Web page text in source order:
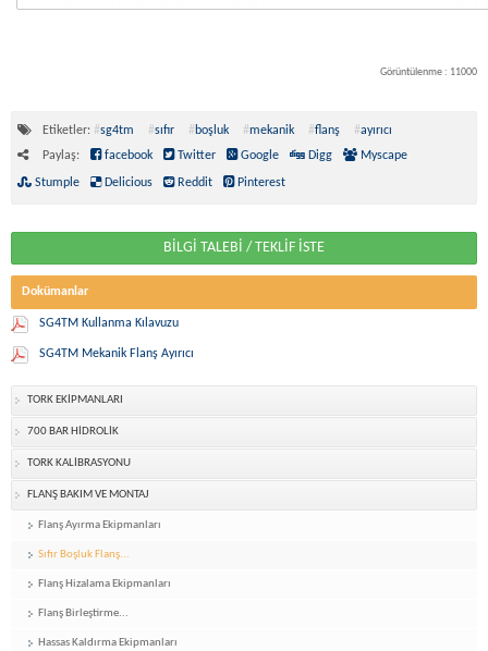
Görüntülenme : 11000
Etiketler: #sg4tm #sıfır #boşluk #mekanik #flanş #ayırıcı
Paylaş:
facebook Twitter Google Digg Myscape
Stumple Delicious Reddit Pinterest
BİLGİ TALEBİ / TEKLİF İSTE
Dokümanlar
SG4TM Kullanma Kılavuzu
SG4TM Mekanik Flanş Ayırıcı
TORK EKİPMANLARI
700 BAR HİDROLİK
TORK KALİBRASYONU
FLANŞ BAKIM VE MONTAJ
Flanş Ayırma Ekipmanları
Sıfır Boşluk Flanş...
Flanş Hizalama Ekipmanları
Flanş Birleştirme...
Hassas Kaldırma Ekipmanları